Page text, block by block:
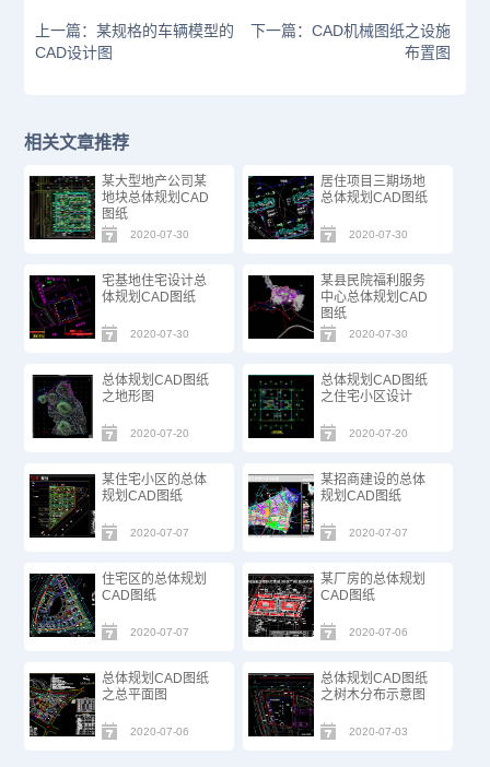
上一篇：某规格的车辆模型的
CAD设计图
下一篇：CAD机械图纸之设施
布置图
相关文章推荐
某大型地产公司某
地块总体规划CAD
图纸
2020-07-30
居住项目三期场地
总体规划CAD图纸
2020-07-30
宅基地住宅设计总
体规划CAD图纸
2020-07-30
某县民院福利服务
中心总体规划CAD
图纸
2020-07-30
总体规划CAD图纸
之地形图
2020-07-20
总体规划CAD图纸
之住宅小区设计
2020-07-20
某住宅小区的总体
规划CAD图纸
2020-07-07
某招商建设的总体
规划CAD图纸
2020-07-07
住宅区的总体规划
CAD图纸
2020-07-07
某厂房的总体规划
CAD图纸
2020-07-06
总体规划CAD图纸
之总平面图
2020-07-06
总体规划CAD图纸
之树木分布示意图
2020-07-03